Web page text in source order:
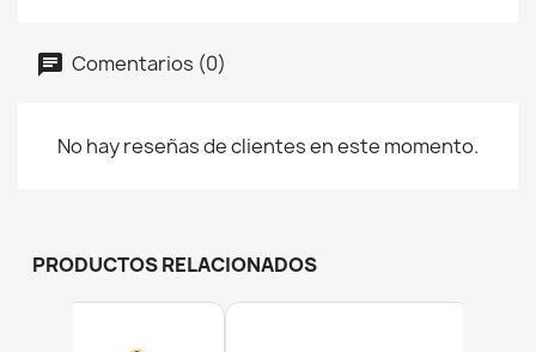
Comentarios (0)
No hay reseñas de clientes en este momento.
PRODUCTOS RELACIONADOS